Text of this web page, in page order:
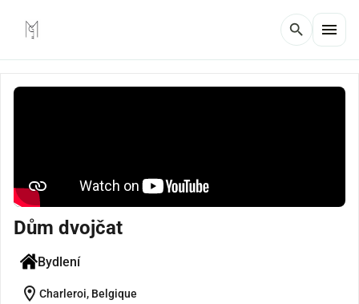
search menu
Dům dvojčat
Bydlení
location_on Charleroi, Belgique